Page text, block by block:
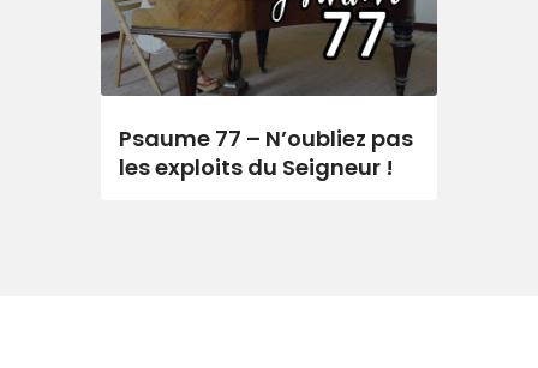
Psaume 77 – N’oubliez pas
les exploits du Seigneur !